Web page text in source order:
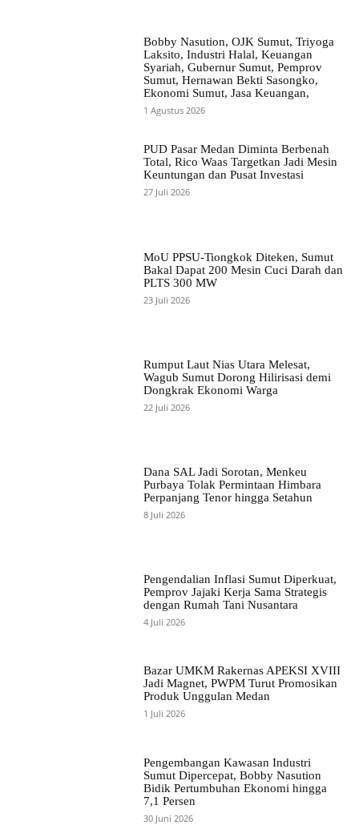
Bobby Nasution, OJK Sumut, Triyoga
Laksito, Industri Halal, Keuangan
Syariah, Gubernur Sumut, Pemprov
Sumut, Hernawan Bekti Sasongko,
Ekonomi Sumut, Jasa Keuangan,
1 Agustus 2026
PUD Pasar Medan Diminta Berbenah
Total, Rico Waas Targetkan Jadi Mesin
Keuntungan dan Pusat Investasi
27 Juli 2026
MoU PPSU-Tiongkok Diteken, Sumut
Bakal Dapat 200 Mesin Cuci Darah dan
PLTS 300 MW
23 Juli 2026
Rumput Laut Nias Utara Melesat,
Wagub Sumut Dorong Hilirisasi demi
Dongkrak Ekonomi Warga
22 Juli 2026
Dana SAL Jadi Sorotan, Menkeu
Purbaya Tolak Permintaan Himbara
Perpanjang Tenor hingga Setahun
8 Juli 2026
Pengendalian Inflasi Sumut Diperkuat,
Pemprov Jajaki Kerja Sama Strategis
dengan Rumah Tani Nusantara
4 Juli 2026
Bazar UMKM Rakernas APEKSI XVIII
Jadi Magnet, PWPM Turut Promosikan
Produk Unggulan Medan
1 Juli 2026
Pengembangan Kawasan Industri
Sumut Dipercepat, Bobby Nasution
Bidik Pertumbuhan Ekonomi hingga
7,1 Persen
30 Juni 2026